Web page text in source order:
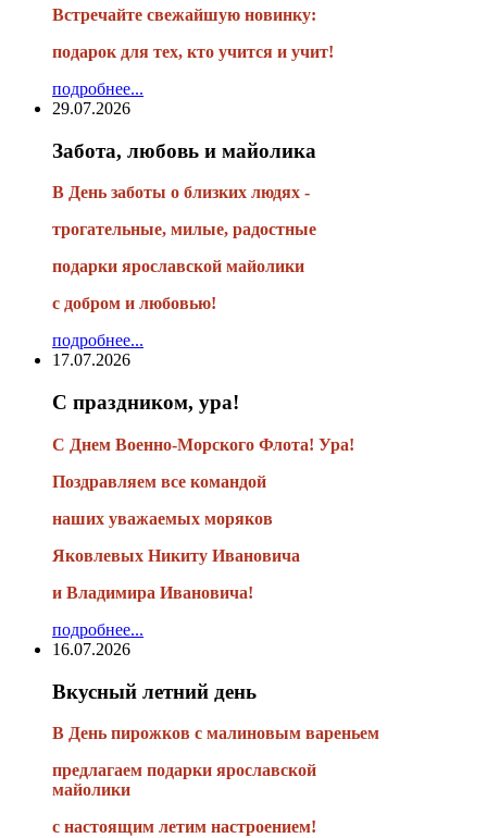
Встречайте свежайшую новинку:
подарок для тех, кто учится и учит!
подробнее...
29.07.2026
Забота, любовь и майолика
В День заботы о близких людях -
трогательные, милые, радостные
подарки ярославской майолики
с добром и любовью!
подробнее...
17.07.2026
С праздником, ура!
С Днем Военно-Морского Флота! Ура!
Поздравляем все командой
наших уважаемых моряков
Яковлевых Никиту Ивановича
и Владимира Ивановича!
подробнее...
16.07.2026
Вкусный летний день
В День пирожков с малиновым вареньем
предлагаем подарки ярославской
майолики
с настоящим летим настроением!